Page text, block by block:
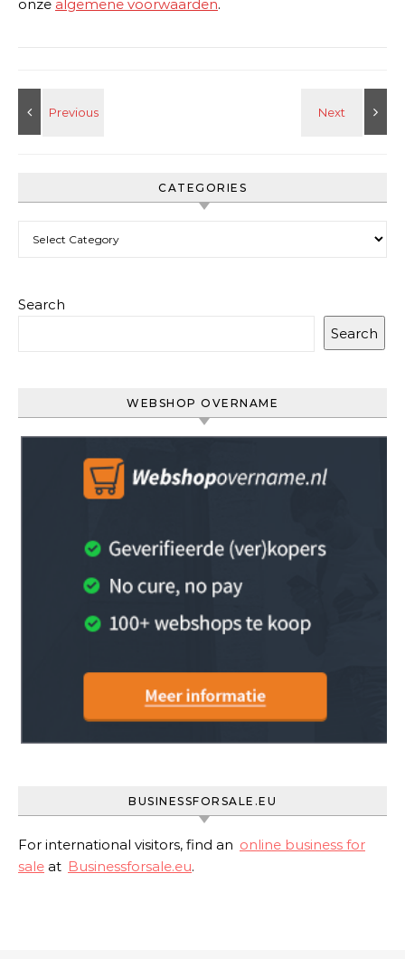
onze algemene voorwaarden.
CATEGORIES
Search
Search
WEBSHOP OVERNAME
BUSINESSFORSALE.EU
For international visitors, find an online business for
sale at Businessforsale.eu.